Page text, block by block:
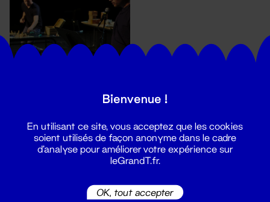
Théâtre
18 - 28 sept. 2021
Bienvenue !
En utilisant ce site, vous acceptez que les cookies
soient utilisés de façon anonyme dans le cadre
d'analyse pour améliorer votre expérience sur
leGrandT.fr.
OK, tout accepter